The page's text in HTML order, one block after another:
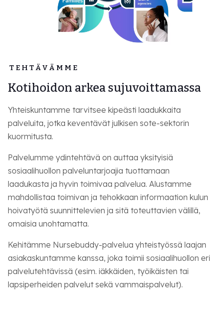
TEHTÄVÄMME
Kotihoidon arkea sujuvoittamassa
Yhteiskuntamme tarvitsee kipeästi laadukkaita
palveluita, jotka keventävät julkisen sote-sektorin
kuormitusta.
Palvelumme ydintehtävä on auttaa yksityisiä
sosiaalihuollon palveluntarjoajia tuottamaan
laadukasta ja hyvin toimivaa palvelua. Alustamme
mahdollistaa toimivan ja tehokkaan informaation kulun
hoivatyötä suunnittelevien ja sitä toteuttavien välillä,
omaisia unohtamatta.
Kehitämme Nursebuddy-palvelua yhteistyössä laajan
asiakaskuntamme kanssa, joka toimii sosiaalihuollon eri
palvelutehtävissä (esim. iäkkäiden, työikäisten tai
lapsiperheiden palvelut sekä vammaispalvelut).